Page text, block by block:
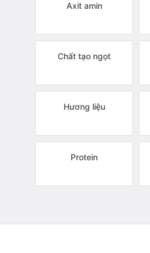
Axit amin
Chất tạo ngọt
Hương liệu
Protein